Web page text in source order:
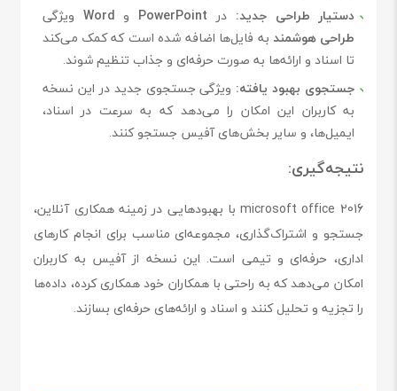
دستیار طراحی جدید: در PowerPoint و Word ویژگی
طراحی هوشمند به فایل‌ها اضافه شده است که کمک می‌کند
تا اسناد و ارائه‌ها به صورت حرفه‌ای و جذاب تنظیم شوند.
جستجوی بهبود یافته: ویژگی جستجوی جدید در این نسخه
به کاربران این امکان را می‌دهد که به سرعت در اسناد،
ایمیل‌ها، و سایر بخش‌های آفیس جستجو کنند.
نتیجه‌گیری:
microsoft office 2016 با بهبودهایی در زمینه همکاری آنلاین،
جستجو و اشتراک‌گذاری، مجموعه‌ای مناسب برای انجام کارهای
اداری، حرفه‌ای و تیمی است. این نسخه از آفیس به کاربران
امکان می‌دهد که به راحتی با همکاران خود همکاری کرده، داده‌ها
را تجزیه و تحلیل کنند و اسناد و ارائه‌های حرفه‌ای بسازند.